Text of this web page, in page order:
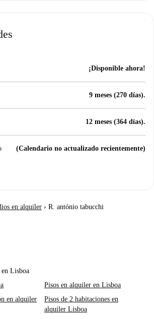
¡Disponible ahora!
9 meses (270 días).
12 meses (364 días).
(Calendario no actualizado recientemente)
en alquiler › R. antónio tabucchi
Lisboa
Pisos en alquiler en Lisboa
en alquiler
Pisos de 2 habitaciones en
alquiler Lisboa